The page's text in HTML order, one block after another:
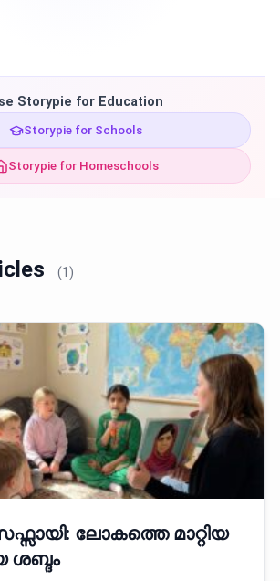
Storypie for Education
Storypie for Schools
Storypie for Homeschools
(1)
ലോകത്തെ മാറ്റിയ
ശബ്ദം